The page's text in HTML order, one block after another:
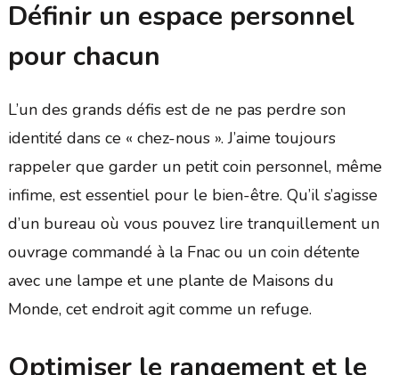
Définir un espace personnel
pour chacun
L’un des grands défis est de ne pas perdre son
identité dans ce « chez-nous ». J’aime toujours
rappeler que garder un petit coin personnel, même
infime, est essentiel pour le bien-être. Qu’il s’agisse
d’un bureau où vous pouvez lire tranquillement un
ouvrage commandé à la Fnac ou un coin détente
avec une lampe et une plante de Maisons du
Monde, cet endroit agit comme un refuge.
Optimiser le rangement et le